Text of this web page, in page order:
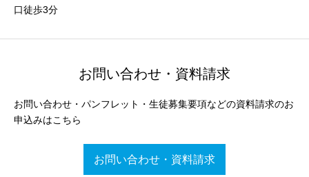
口徒歩3分
お問い合わせ・資料請求
お問い合わせ・パンフレット・生徒募集要項などの資料請求のお
申込みはこちら
お問い合わせ・資料請求